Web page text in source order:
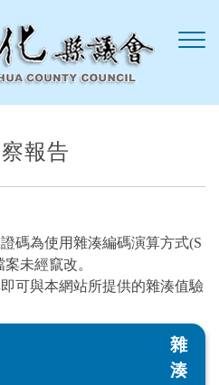
報告
碼為使用雜湊編碼演算方式(S
未經竄改。
可與本網站所提供的雜湊值驗
雜
湊